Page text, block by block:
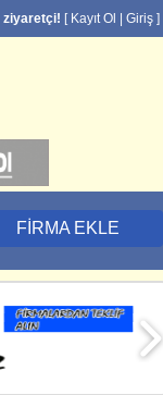
ziyaretçi! [ Kayıt Ol Giriş ]
FIRMA EKLE